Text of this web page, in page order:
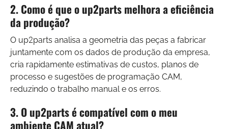
2. Como é que o up2parts melhora a eficiência
da produção?
O up2parts analisa a geometria das peças a fabricar
juntamente com os dados de produção da empresa,
cria rapidamente estimativas de custos, planos de
processo e sugestões de programação CAM,
reduzindo o trabalho manual e os erros.
3. O up2parts é compatível com o meu
ambiente CAM atual?